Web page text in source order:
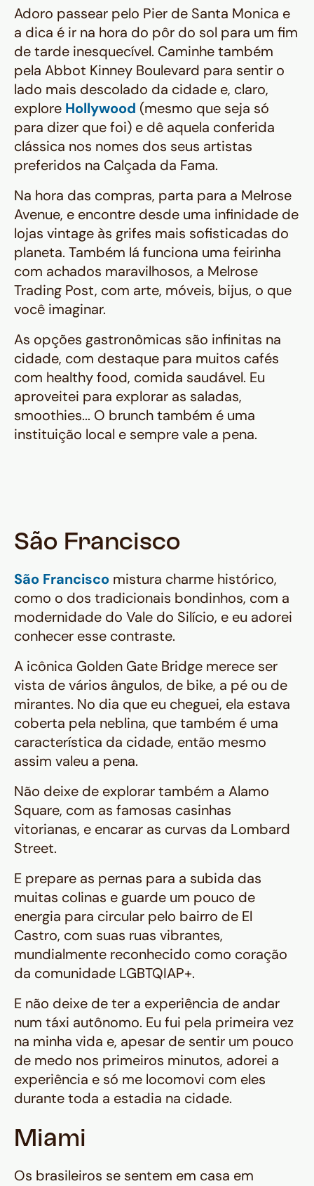
Adoro passear pelo Pier de Santa Monica e
a dica é ir na hora do pôr do sol para um fim
de tarde inesquecível. Caminhe também
pela Abbot Kinney Boulevard para sentir o
lado mais descolado da cidade e, claro,
explore Hollywood (mesmo que seja só
para dizer que foi) e dê aquela conferida
clássica nos nomes dos seus artistas
preferidos na Calçada da Fama.
Na hora das compras, parta para a Melrose
Avenue, e encontre desde uma infinidade de
lojas vintage às grifes mais sofisticadas do
planeta. Também lá funciona uma feirinha
com achados maravilhosos, a Melrose
Trading Post, com arte, móveis, bijus, o que
você imaginar.
As opções gastronômicas são infinitas na
cidade, com destaque para muitos cafés
com healthy food, comida saudável. Eu
aproveitei para explorar as saladas,
smoothies... O brunch também é uma
instituição local e sempre vale a pena.
São Francisco
São Francisco mistura charme histórico,
como o dos tradicionais bondinhos, com a
modernidade do Vale do Silício, e eu adorei
conhecer esse contraste.
A icônica Golden Gate Bridge merece ser
vista de vários ângulos, de bike, a pé ou de
mirantes. No dia que eu cheguei, ela estava
coberta pela neblina, que também é uma
característica da cidade, então mesmo
assim valeu a pena.
Não deixe de explorar também a Alamo
Square, com as famosas casinhas
vitorianas, e encarar as curvas da Lombard
Street.
E prepare as pernas para a subida das
muitas colinas e guarde um pouco de
energia para circular pelo bairro de El
Castro, com suas ruas vibrantes,
mundialmente reconhecido como coração
da comunidade LGBTQIAP+.
E não deixe de ter a experiência de andar
num táxi autônomo. Eu fui pela primeira vez
na minha vida e, apesar de sentir um pouco
de medo nos primeiros minutos, adorei a
experiência e só me locomovi com eles
durante toda a estadia na cidade.
Miami
Os brasileiros se sentem em casa em